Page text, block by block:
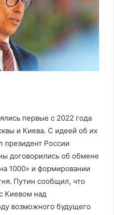
первые с 2022 года
и Киева. С идеей об их
президент России
договорились об обмене
1000» и формировании
Путин сообщил, что
Киевом над
возможного будущего